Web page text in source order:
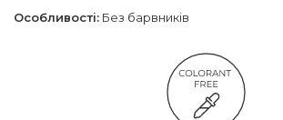
Особливості: Без барвників